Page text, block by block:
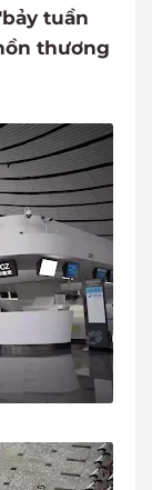
tuần
thương